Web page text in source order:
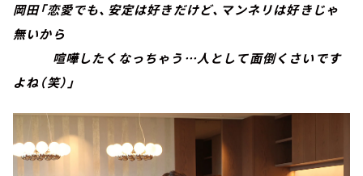
岡田「恋愛でも、安定は好きだけど、マンネリは好きじゃ
無いから
喧嘩したくなっちゃう…人として面倒くさいです
よね（笑）」